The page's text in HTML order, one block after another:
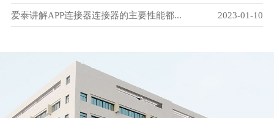
爱泰讲解APP连接器连接器的主要性能都... 2023-01-10